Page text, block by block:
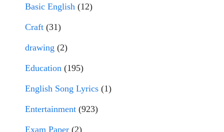
Basic English (12)
Craft (31)
drawing (2)
Education (195)
English Song Lyrics (1)
Entertainment (923)
Exam Paper (2)